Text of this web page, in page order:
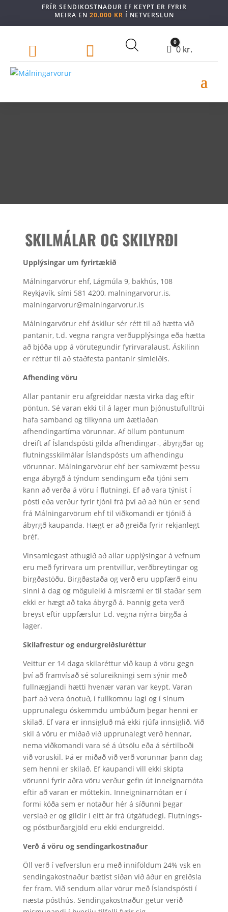
FRÍR SENDIKOSTNAÐUR EF KEYPT ER FYRIR
MEIRA EN 20.000 KR Í NETVERSLUN
  Cart
0
0 kr.
SKILMÁLAR OG SKILYRÐI
Upplýsingar um fyrirtækið
Málningarvörur ehf, Lágmúla 9, bakhús, 108
Reykjavík, sími 581 4200, malningarvorur.is,
malningarvorur@malningarvorur.is
Málningarvörur ehf áskilur sér rétt til að hætta við
pantanir, t.d. vegna rangra verðupplýsinga eða hætta
að bjóða upp á vörutegundir fyrirvaralaust. Áskilinn
er réttur til að staðfesta pantanir símleiðis.
Afhending vöru
Allar pantanir eru afgreiddar næsta virka dag eftir
pöntun. Sé varan ekki til á lager mun þjónustufulltrúi
hafa samband og tilkynna um áætlaðan
afhendingartíma vörunnar. Af öllum pöntunum
dreift af Íslandspósti gilda afhendingar-, ábyrgðar og
flutningsskilmálar Íslandspósts um afhendingu
vörunnar. Málningarvörur ehf ber samkvæmt þessu
enga ábyrgð á týndum sendingum eða tjóni sem
kann að verða á vöru í flutningi. Ef að vara týnist í
pósti eða verður fyrir tjóni frá því að að hún er send
frá Málningarvörum ehf til viðkomandi er tjónið á
ábyrgð kaupanda. Hægt er að greiða fyrir rekjanlegt
bréf.
Vinsamlegast athugið að allar upplýsingar á vefnum
eru með fyrirvara um prentvillur, verðbreytingar og
birgðastöðu. Birgðastaða og verð eru uppfærð einu
sinni á dag og möguleiki á misræmi er til staðar sem
ekki er hægt að taka ábyrgð á. Þannig geta verð
breyst eftir uppfærslur t.d. vegna nýrra birgða á
lager.
Skilafrestur og endurgreiðsluréttur
Veittur er 14 daga skilaréttur við kaup á vöru gegn
því að framvísað sé sölureikningi sem sýnir með
fullnægjandi hætti hvenær varan var keypt. Varan
þarf að vera ónotuð, í fullkomnu lagi og í sínum
upprunalegu óskemmdu umbúðum þegar henni er
skilað. Ef vara er innsigluð má ekki rjúfa innsiglið. Við
skil á vöru er miðað við upprunalegt verð hennar,
nema viðkomandi vara sé á útsölu eða á sértilboði
við vöruskil. Þá er miðað við verð vörunnar þann dag
sem henni er skilað. Ef kaupandi vill ekki skipta
vörunni fyrir aðra vöru verður gefin út inneignarnóta
eftir að varan er móttekin. Inneigninarnótan er í
formi kóða sem er notaður hér á síðunni þegar
verslað er og gildir í eitt ár frá útgáfudegi. Flutnings-
og póstburðargjöld eru ekki endurgreidd.
Verð á vöru og sendingarkostnaður
Öll verð í vefverslun eru með inniföldum 24% vsk en
sendingakostnaður bætist síðan við áður en greiðsla
fer fram. Við sendum allar vörur með Íslandspósti í
næsta pósthús. Sendingakostnaður getur verið